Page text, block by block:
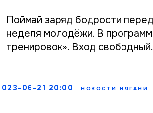
Поймай заряд бодрости
неделя молодёжи. В
тренировок». Вход свободный.
06-21 20:00 НОВОСТИ НЯГАНИ